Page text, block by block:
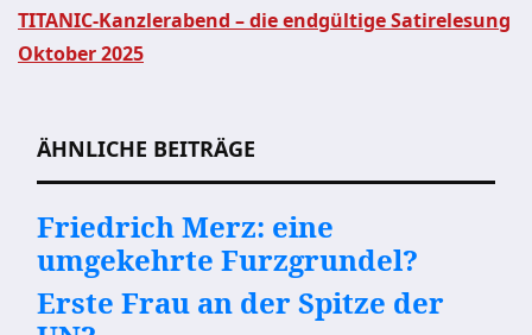
TITANIC-Kanzlerabend – die endgültige Satirelesung
Oktober 2025
ÄHNLICHE BEITRÄGE
Friedrich Merz: eine
umgekehrte Furzgrundel?
Erste Frau an der Spitze der